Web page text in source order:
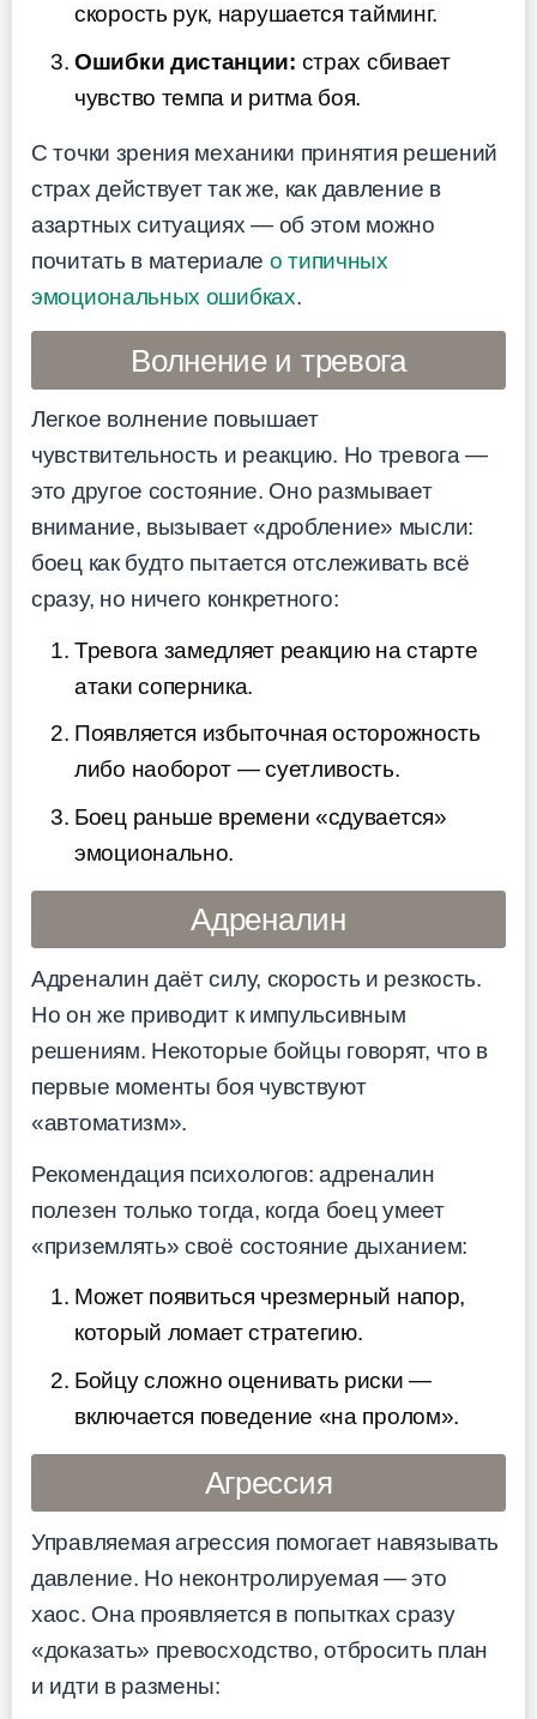
скорость рук, нарушается тайминг.
Ошибки дистанции: страх сбивает
чувство темпа и ритма боя.
С точки зрения механики принятия решений
страх действует так же, как давление в
азартных ситуациях — об этом можно
почитать в материале о типичных
эмоциональных ошибках.
Волнение и тревога
Легкое волнение повышает
чувствительность и реакцию. Но тревога —
это другое состояние. Оно размывает
внимание, вызывает «дробление» мысли:
боец как будто пытается отслеживать всё
сразу, но ничего конкретного:
Тревога замедляет реакцию на старте
атаки соперника.
Появляется избыточная осторожность
либо наоборот — суетливость.
Боец раньше времени «сдувается»
эмоционально.
Адреналин
Адреналин даёт силу, скорость и резкость.
Но он же приводит к импульсивным
решениям. Некоторые бойцы говорят, что в
первые моменты боя чувствуют
«автоматизм».
Рекомендация психологов: адреналин
полезен только тогда, когда боец умеет
«приземлять» своё состояние дыханием:
Может появиться чрезмерный напор,
который ломает стратегию.
Бойцу сложно оценивать риски —
включается поведение «на пролом».
Агрессия
Управляемая агрессия помогает навязывать
давление. Но неконтролируемая — это
хаос. Она проявляется в попытках сразу
«доказать» превосходство, отбросить план
и идти в размены: